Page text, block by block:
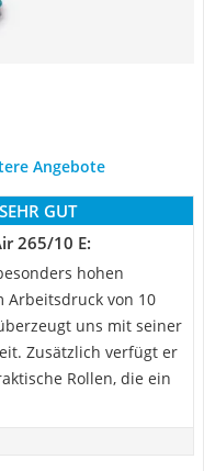
Angebote
SEHR GUT
265/10 E:
hohen
Arbeitsdruck von 10
uns mit seiner
Zusätzlich verfügt er
Rollen, die ein